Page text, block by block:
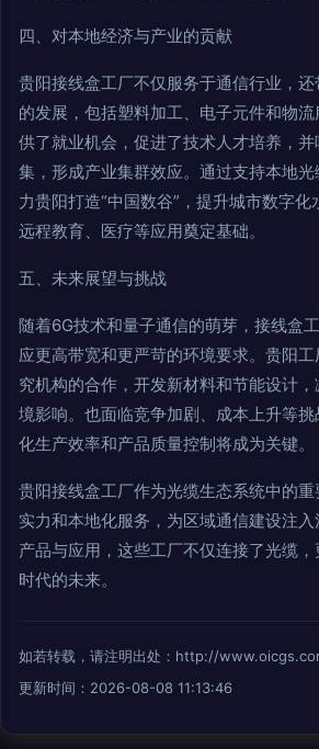
四、对本地经济与产业的贡献
贵阳接线盒工厂不仅服务于通信行业，
的发展，包括塑料加工、电子元件和物
供了就业机会，促进了技术人才培养，
集，形成产业集群效应。通过支持本地
力贵阳打造“中国数谷”，提升城市数字
远程教育、医疗等应用奠定基础。
五、未来展望与挑战
随着6G技术和量子通信的萌芽，接线盒
应更高带宽和更严苛的环境要求。贵阳
究机构的合作，开发新材料和节能设计
境影响。也面临竞争加剧、成本上升等
化生产效率和产品质量控制将成为关键。
贵阳接线盒工厂作为光缆生态系统中的
实力和本地化服务，为区域通信建设注
产品与应用，这些工厂不仅连接了光缆
时代的未来。
如若转载，请注明出处：http://
更新时间：2026-08-08 11:13:46